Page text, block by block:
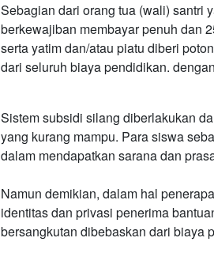
Sebagian dari orang tua (wali) santri
berkewajiban membayar penuh dan
serta yatim dan/atau piatu diberi
dari seluruh biaya pendidikan.
Sistem subsidi silang diberlakukan
yang kurang mampu. Para siswa
dalam mendapatkan sarana dan
Namun demikian, dalam hal
identitas dan privasi penerima
bersangkutan dibebaskan dari biaya